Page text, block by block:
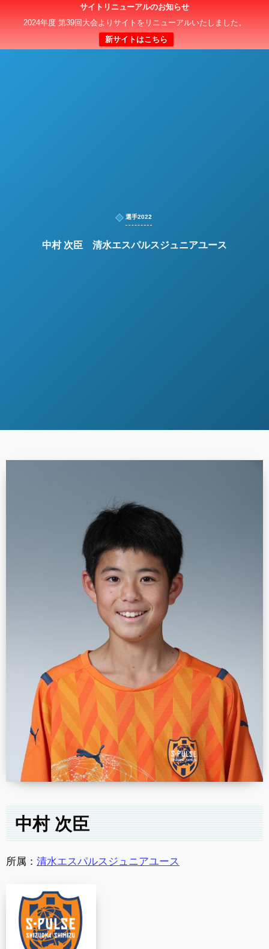
サイトリニューアルのお知らせ
2024年度 第39回大会よりサイトをリニューアルいたしました。
新サイトはこちら
日本クラブユースサッカー選手権（U-15）大会
選手2022
中村 次臣 清水エスパルスジュニアユース
中村 次臣
所属： 清水エスパルスジュニアユース